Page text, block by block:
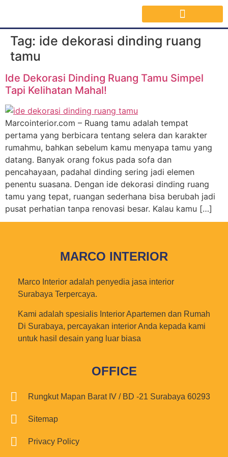
Tag: ide dekorasi dinding ruang
tamu
Ide Dekorasi Dinding Ruang Tamu Simpel
Tapi Kelihatan Mahal!
Marcointerior.com – Ruang tamu adalah tempat
pertama yang berbicara tentang selera dan karakter
rumahmu, bahkan sebelum kamu menyapa tamu yang
datang. Banyak orang fokus pada sofa dan
pencahayaan, padahal dinding sering jadi elemen
penentu suasana. Dengan ide dekorasi dinding ruang
tamu yang tepat, ruangan sederhana bisa berubah jadi
pusat perhatian tanpa renovasi besar. Kalau kamu […]
MARCO INTERIOR
Marco Interior adalah penyedia jasa interior
Surabaya Terpercaya.
Kami adalah spesialis Interior Apartemen dan Rumah
Di Surabaya, percayakan interior Anda kepada kami
untuk hasil desain yang luar biasa
OFFICE
Rungkut Mapan Barat IV / BD -21 Surabaya 60293
Sitemap
Privacy Policy